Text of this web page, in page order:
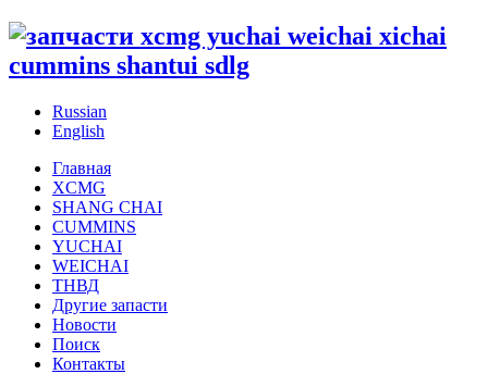
Russian
English
Главная
XCMG
SHANG CHAI
CUMMINS
YUCHAI
WEICHAI
ТНВД
Другие запасти
Новости
Поиск
Контакты